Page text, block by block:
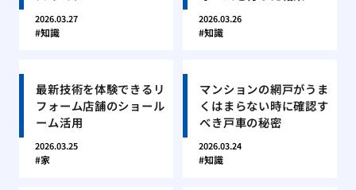
2026.03.27
知識
2026.03.26
知識
最新技術を体験できるリ
フォーム店舗のショール
ーム活用
2026.03.25
家
マンションの網戸がうま
くはまらない時に確認す
べき戸車の秘密
2026.03.24
知識